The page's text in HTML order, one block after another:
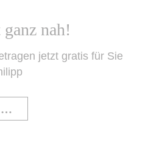
nah!
jetzt gratis für Sie
…